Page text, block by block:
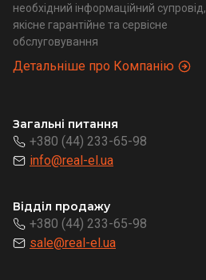
необхідний інформаційний супровід,
якісне гарантійне та сервісне
обслуговування
Детальніше про Компанію
Загальні питання
+380 (44) 233-65-98
info@real-el.ua
Відділ продажу
+380 (44) 233-65-98
sale@real-el.ua